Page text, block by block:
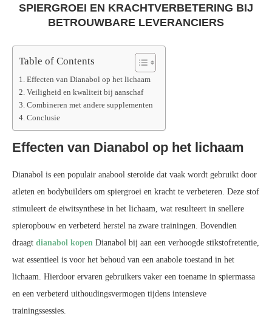
SPIERGROEI EN KRACHTVERBETERING BIJ
BETROUWBARE LEVERANCIERS
Table of Contents
Effecten van Dianabol op het lichaam
Veiligheid en kwaliteit bij aanschaf
Combineren met andere supplementen
Conclusie
Effecten van Dianabol op het lichaam
Dianabol is een populair anabool steroïde dat vaak wordt gebruikt door
atleten en bodybuilders om spiergroei en kracht te verbeteren. Deze stof
stimuleert de eiwitsynthese in het lichaam, wat resulteert in snellere
spieropbouw en verbeterd herstel na zware trainingen. Bovendien
draagt dianabol kopen Dianabol bij aan een verhoogde stikstofretentie,
wat essentieel is voor het behoud van een anabole toestand in het
lichaam. Hierdoor ervaren gebruikers vaker een toename in spiermassa
en een verbeterd uithoudingsvermogen tijdens intensieve
trainingssessies.